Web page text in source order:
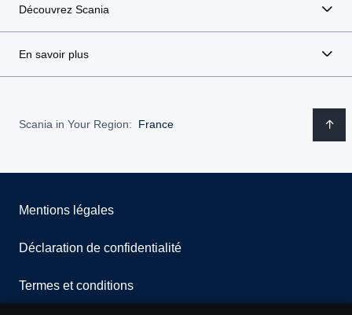
Découvrez Scania
En savoir plus
Scania in Your Region: France
Mentions légales
Déclaration de confidentialité
Termes et conditions